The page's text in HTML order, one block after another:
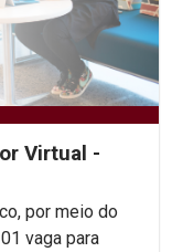
Virtual -
por meio do
vaga para